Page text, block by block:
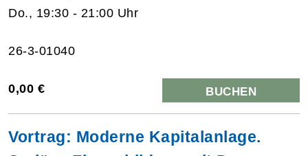
Do., 19:30 - 21:00 Uhr
26-3-01040
0,00 € BUCHEN
Vortrag: Moderne Kapitalanlage.